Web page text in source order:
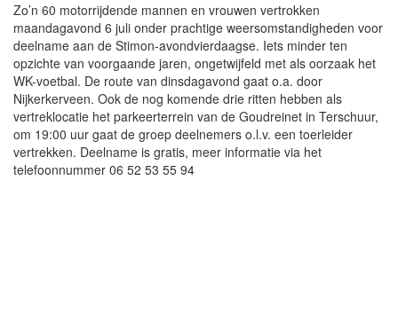
Zo’n 60 motorrijdende mannen en vrouwen vertrokken
maandagavond 6 juli onder prachtige weersomstandigheden voor
deelname aan de Stimon-avondvierdaagse. Iets minder ten
opzichte van voorgaande jaren, ongetwijfeld met als oorzaak het
WK-voetbal. De route van dinsdagavond gaat o.a. door
Nijkerkerveen. Ook de nog komende drie ritten hebben als
vertreklocatie het parkeerterrein van de Goudreinet in Terschuur,
om 19:00 uur gaat de groep deelnemers o.l.v. een toerleider
vertrekken. Deelname is gratis, meer informatie via het
telefoonnummer 06 52 53 55 94